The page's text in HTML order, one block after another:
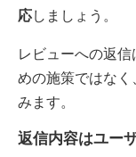
応しましょう。
レビューへの返
めの施策ではなく
みます。
返信内容はユー